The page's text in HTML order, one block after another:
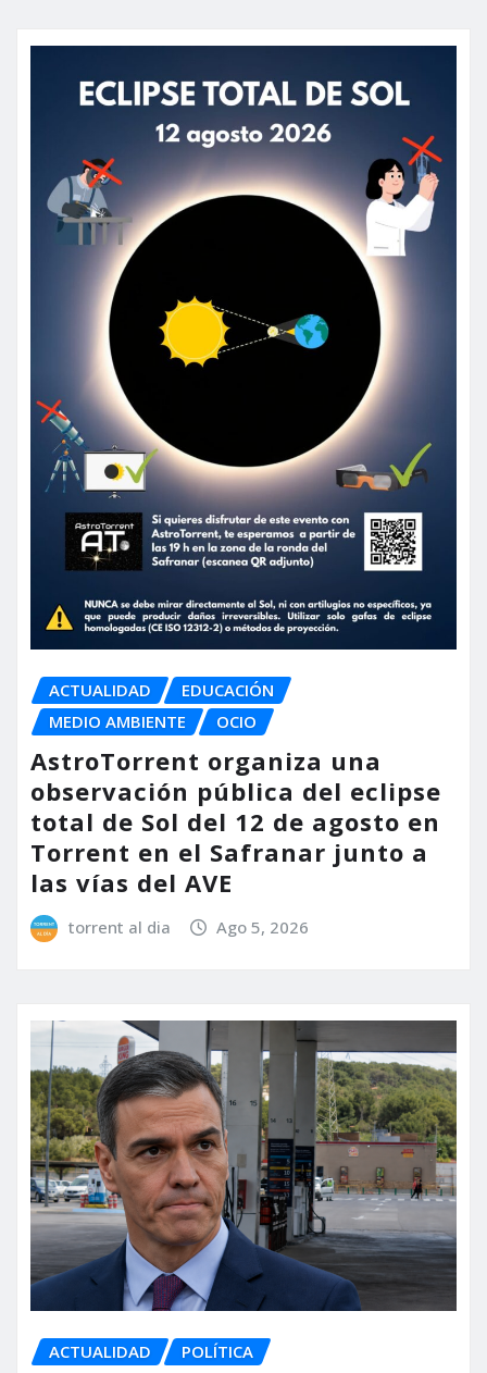
ACTUALIDAD
EDUCACIÓN
MEDIO AMBIENTE
OCIO
AstroTorrent organiza una
observación pública del eclipse
total de Sol del 12 de agosto en
Torrent en el Safranar junto a
las vías del AVE
torrent al dia Ago 5, 2026
ACTUALIDAD POLÍTICA